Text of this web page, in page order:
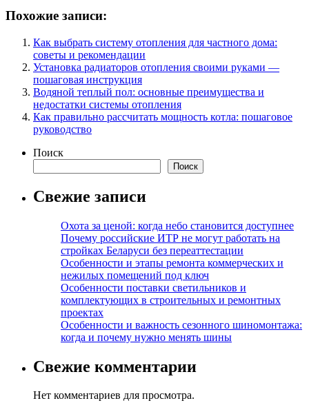
Похожие записи:
Как выбрать систему отопления для частного дома:
советы и рекомендации
Установка радиаторов отопления своими руками —
пошаговая инструкция
Водяной теплый пол: основные преимущества и
недостатки системы отопления
Как правильно рассчитать мощность котла: пошаговое
руководство
Поиск
Поиск
Свежие записи
Охота за ценой: когда небо становится доступнее
Почему российские ИТР не могут работать на
стройках Беларуси без переаттестации
Особенности и этапы ремонта коммерческих и
нежилых помещений под ключ
Особенности поставки светильников и
комплектующих в строительных и ремонтных
проектах
Особенности и важность сезонного шиномонтажа:
когда и почему нужно менять шины
Свежие комментарии
Нет комментариев для просмотра.